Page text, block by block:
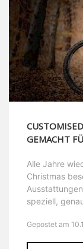
GEMACHT
Alle Jahre
Christmas
speziell,
Gepostet am